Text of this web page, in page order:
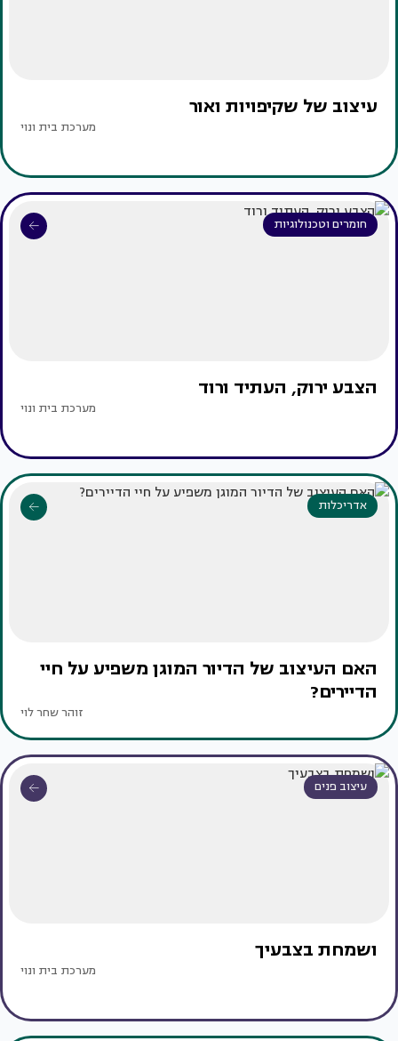
עיצוב של שקיפויות ואור
מערכת בית ונוי
חומרים וטכנולוגיות
הצבע ירוק, העתיד ורוד
מערכת בית ונוי
אדריכלות
האם העיצוב של הדיור המוגן משפיע על חיי
הדיירים?
זוהר שחר לוי
עיצוב פנים
ושמחת בצבעיך
מערכת בית ונוי